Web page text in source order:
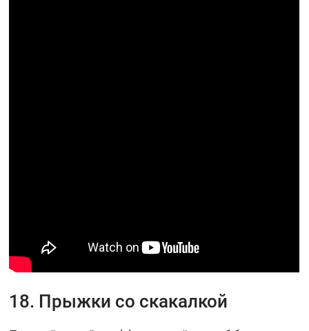
18. Прыжки со скакалкой